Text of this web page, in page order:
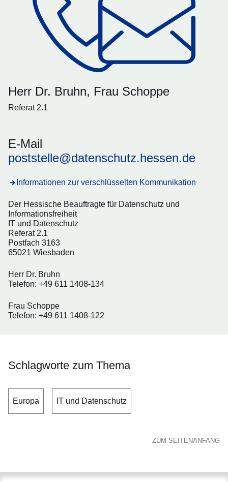
Herr Dr. Bruhn, Frau Schoppe
Referat 2.1
E-Mail
poststelle@datenschutz.hessen.de
Informationen zur verschlüsselten Kommunikation
Der Hessische Beauftragte für Datenschutz und
Informationsfreiheit
IT und Datenschutz
Referat 2.1
Postfach 3163
65021 Wiesbaden
Herr Dr. Bruhn
Telefon: +49 611 1408-134
Frau Schoppe
Telefon: +49 611 1408-122
Schlagworte zum Thema
Europa IT und Datenschutz
ZUM SEITENANFANG